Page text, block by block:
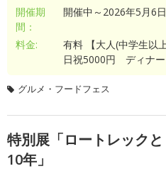
開催期
間：
開催中～2026年5月6
料金:
有料 【大人(中学生以
日祝5000円 ディナー
グルメ・フードフェス
特別展「ロートレック
10年」